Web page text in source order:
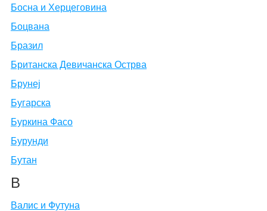
Босна и Херцеговина
Боцвана
Бразил
Британска Девичанска Острва
Брунеј
Бугарска
Буркина Фасо
Бурунди
Бутан
В
Валис и Футуна